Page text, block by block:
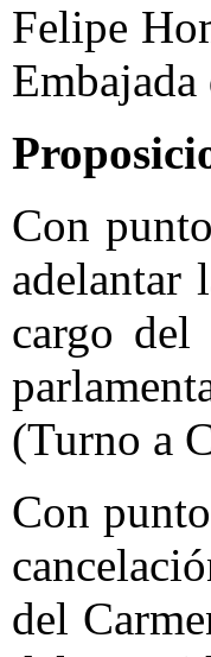
Felipe
Con
adelantar
cargo del
(Turno a
Con
del